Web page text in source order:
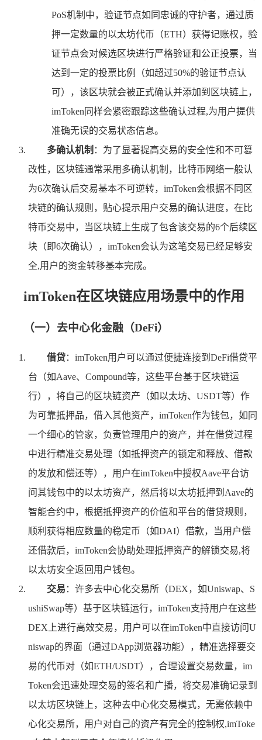
PoS机制中，验证节点如同忠诚的守护者，通过质
押一定数量的以太坊代币（ETH）获得记账权，验
证节点会对候选区块进行严格验证和公正投票，当
达到一定的投票比例（如超过50%的验证节点认
可），该区块就会被正式确认并添加到区块链上，
imToken同样会紧密跟踪这些确认过程,为用户提供
准确无误的交易状态信息。
多确认机制 ：为了显著提高交易的安全性和不可篡
改性，区块链通常采用多确认机制，比特币网络一般认
为6次确认后交易基本不可逆转，imToken会根据不同区
块链的确认规则，贴心提示用户交易的确认进度，在比
特币交易中，当区块链上生成了包含该交易的6个后续区
块（即6次确认），imToken会认为这笔交易已经足够安
全,用户的资金转移基本完成。
imToken在区块链应用场景中的作用
（一）去中心化金融（DeFi）
借贷：imToken用户可以通过便捷连接到DeFi借贷平
台（如Aave、Compound等，这些平台基于区块链运
行），将自己的区块链资产（如以太坊、USDT等）作
为可靠抵押品，借入其他资产，imToken作为钱包，如同
一个细心的管家，负责管理用户的资产，并在借贷过程
中进行精准交易处理（如抵押资产的锁定和释放、借款
的发放和偿还等），用户在imToken中授权Aave平台访
问其钱包中的以太坊资产，然后将以太坊抵押到Aave的
智能合约中，根据抵押资产的价值和平台的借贷规则，
顺利获得相应数量的稳定币（如DAI）借款，当用户偿
还借款后，imToken会协助处理抵押资产的解锁交易,将
以太坊安全返回用户钱包。
交易 ：许多去中心化交易所（DEX，如Uniswap、S
ushiSwap等）基于区块链运行，imToken支持用户在这些
DEX上进行高效交易，用户可以在imToken中直接访问U
niswap的界面（通过DApp浏览器功能），精准选择要交
易的代币对（如ETH/USDT），合理设置交易数量，im
Token会迅速处理交易的签名和广播，将交易准确记录到
以太坊区块链上，这种去中心化交易模式，无需依赖中
心化交易所，用户对自己的资产有完全的控制权,imToke